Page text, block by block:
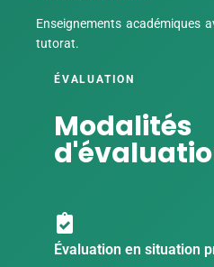
Enseignements académiques
tutorat.
ÉVALUATION
Modalités
Évaluation en situation